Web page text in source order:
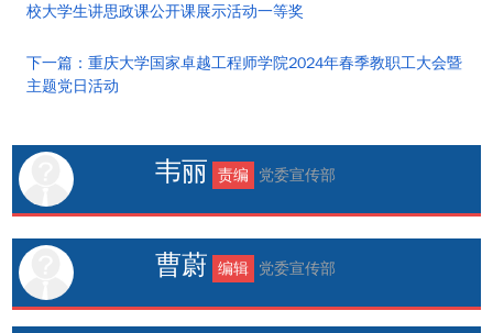
校大学生讲思政课公开课展示活动一等奖
下一篇：重庆大学国家卓越工程师学院2024年春季教职工大会暨
主题党日活动
韦丽 责编 党委宣传部
曹蔚 编辑 党委宣传部